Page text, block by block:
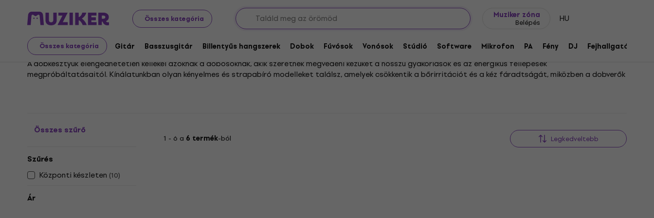
Összes kategória
Muziker zóna
Belépés HU
Összes kategória Gitár Basszusgitár Billentyűs hangszerek Dobok Fúvósok Vonósok Stúdió Software Mikrofon PA Fény DJ Fejhallgató
Hangszerek Dobok Dobtartozékok Doboskesztyűk
Doboskesztyűk
A dobkesztyűk elengedhetetlen kellékei azoknak a dobosoknak, akik szeretnék megvédeni kezüket a hosszú gyakorlások és az energikus fellépések
megpróbáltatásaitól. Kínálatunkban olyan kényelmes és strapabíró modelleket találsz, amelyek csökkentik a bőrirritációt és a kéz fáradtságát, miközben a dobverők
Összes szűrő
Szűrés
Központi készleten (10)
Ár
1 - 6 a 6 termék-ból Legkedveltebb